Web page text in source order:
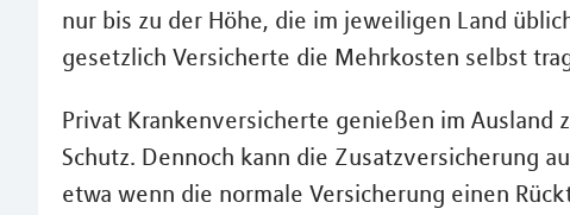
nur bis zu der Höhe, die im jeweiligen Land
gesetzlich Versicherte die Mehrkosten selbst
Privat Krankenversicherte genießen im Ausland
Schutz. Dennoch kann die Zusatzversicherung
etwa wenn die normale Versicherung einen